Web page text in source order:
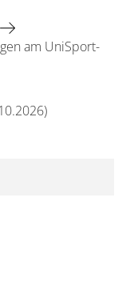
am UniSport-